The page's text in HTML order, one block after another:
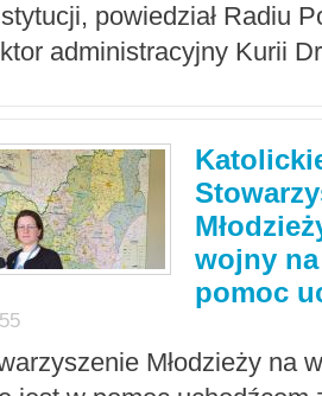
powiedział Radiu
administracyjny Kurii
wojny
pomoc
Młodzieży na